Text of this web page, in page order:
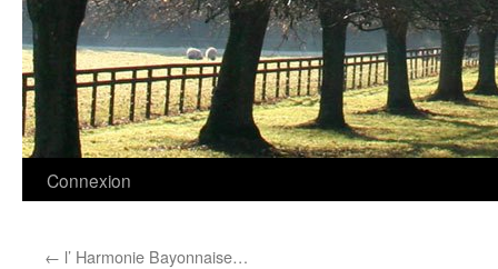
Connexion
← l’ Harmonie Bayonnaise…